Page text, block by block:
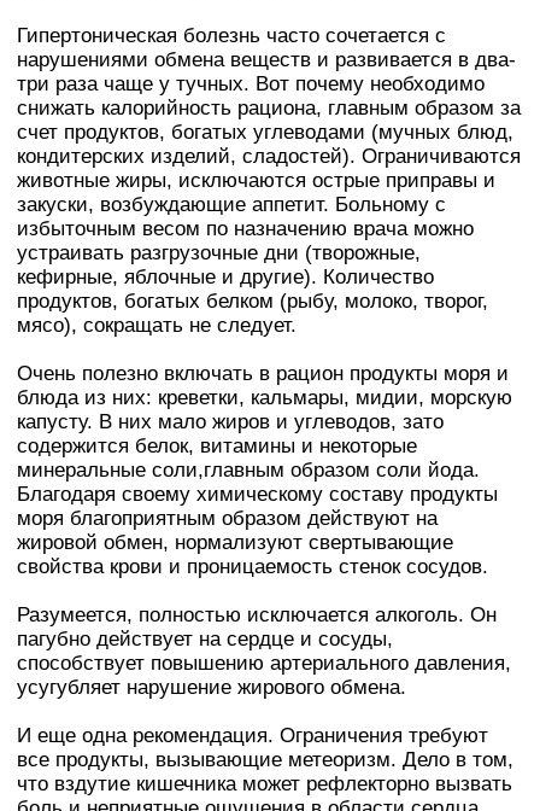
Гипертоническая болезнь часто сочетается с
нарушениями обмена веществ и развивается в два-
три раза чаще у тучных. Вот почему необходимо
снижать калорийность рациона, главным образом за
счет продуктов, богатых углеводами (мучных блюд,
кондитерских изделий, сладостей). Ограничиваются
животные жиры, исключаются острые приправы и
закуски, возбуждающие аппетит. Больному с
избыточным весом по назначению врача можно
устраивать разгрузочные дни (творожные,
кефирные, яблочные и другие). Количество
продуктов, богатых белком (рыбу, молоко, творог,
мясо), сокращать не следует.
Очень полезно включать в рацион продукты моря и
блюда из них: креветки, кальмары, мидии, морскую
капусту. В них мало жиров и углеводов, зато
содержится белок, витамины и некоторые
минеральные соли,главным образом соли йода.
Благодаря своему химическому составу продукты
моря благоприятным образом действуют на
жировой обмен, нормализуют свертывающие
свойства крови и проницаемость стенок сосудов.
Разумеется, полностью исключается алкоголь. Он
пагубно действует на сердце и сосуды,
способствует повышению артериального давления,
усугубляет нарушение жирового обмена.
И еще одна рекомендация. Ограничения требуют
все продукты, вызывающие метеоризм. Дело в том,
что вздутие кишечника может рефлекторно вызвать